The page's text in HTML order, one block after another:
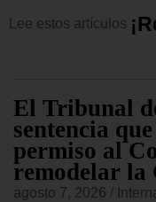
Lee estos artículos ¡R
El Tribunal
sentencia
permiso al
remodelar la
agosto 7, 2026